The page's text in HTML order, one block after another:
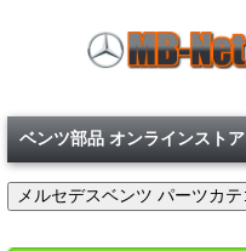
ベンツ部品 オンラインストア